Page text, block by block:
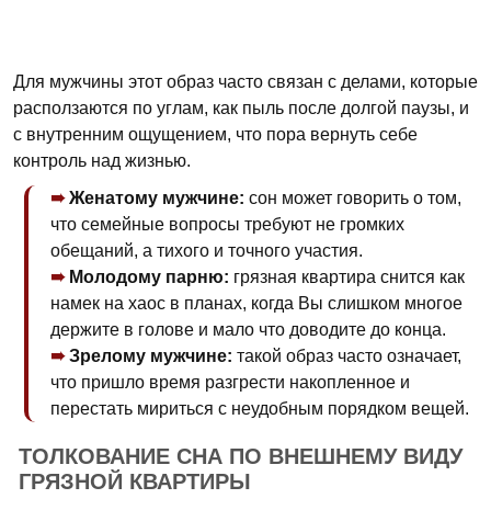
Для мужчины этот образ часто связан с делами, которые
расползаются по углам, как пыль после долгой паузы, и
с внутренним ощущением, что пора вернуть себе
контроль над жизнью.
Женатому мужчине: сон может говорить о том,
что семейные вопросы требуют не громких
обещаний, а тихого и точного участия.
Молодому парню: грязная квартира снится как
намек на хаос в планах, когда Вы слишком многое
держите в голове и мало что доводите до конца.
Зрелому мужчине: такой образ часто означает,
что пришло время разгрести накопленное и
перестать мириться с неудобным порядком вещей.
ТОЛКОВАНИЕ СНА ПО ВНЕШНЕМУ ВИДУ
ГРЯЗНОЙ КВАРТИРЫ